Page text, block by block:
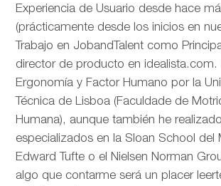
Experiencia de Usuario desde hace
(prácticamente desde los inicios en
Trabajo en JobandTalent como
director de producto en idealista.com.
Ergonomía y Factor Humano por la
Técnica de Lisboa (Faculdade de
Humana), aunque también he
especializados en la Sloan School del
Edward Tufte o el Nielsen Norman
algo que contarme será un placer